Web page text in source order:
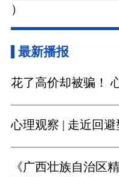
）
最新播报
花了高价却被骗！
心理观察 | 走近回
《广西壮族自治区